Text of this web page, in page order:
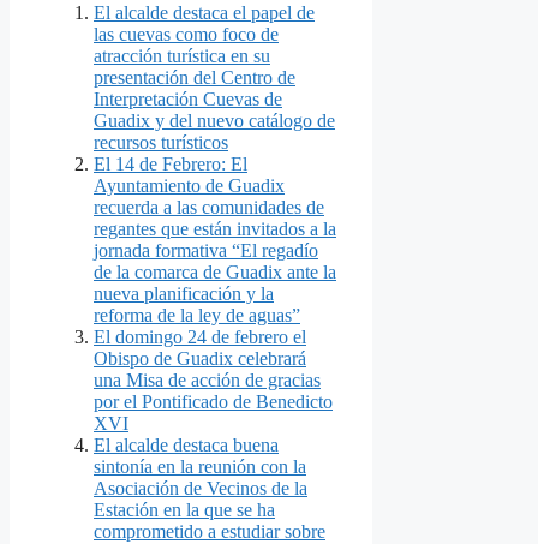
El alcalde destaca el papel de
las cuevas como foco de
atracción turística en su
presentación del Centro de
Interpretación Cuevas de
Guadix y del nuevo catálogo de
recursos turísticos
El 14 de Febrero: El
Ayuntamiento de Guadix
recuerda a las comunidades de
regantes que están invitados a la
jornada formativa “El regadío
de la comarca de Guadix ante la
nueva planificación y la
reforma de la ley de aguas”
El domingo 24 de febrero el
Obispo de Guadix celebrará
una Misa de acción de gracias
por el Pontificado de Benedicto
XVI
El alcalde destaca buena
sintonía en la reunión con la
Asociación de Vecinos de la
Estación en la que se ha
comprometido a estudiar sobre